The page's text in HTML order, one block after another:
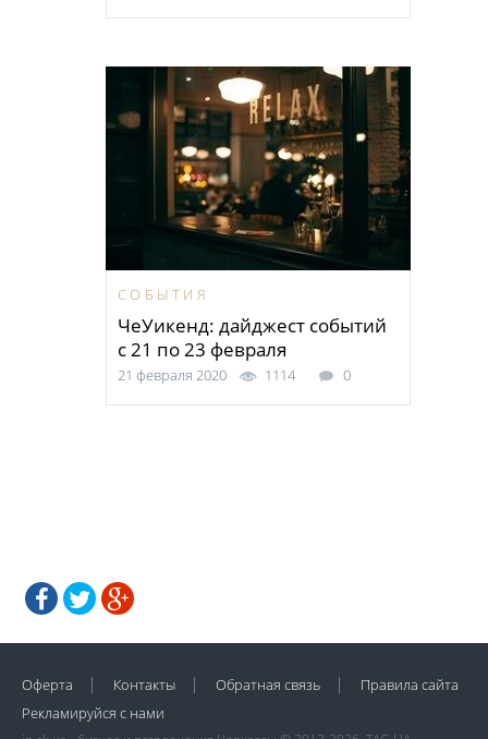
СОБЫТИЯ
ЧеУикенд: дайджест событий
с 21 по 23 февраля
21 февраля 2020 1114 0
Оферта Контакты Обратная связь
Правила сайта
Рекламируйся с нами